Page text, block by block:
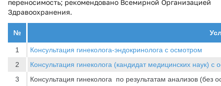
переносимость; рекомендовано Всемирной Организацией
Здравоохранения.
№
1
Консультация гинеколога-эндокринолога с осмотром
2
Консультация гинеколога (кандидат медицинских наук) с
3
Консультация гинеколога по результатам анализов (без